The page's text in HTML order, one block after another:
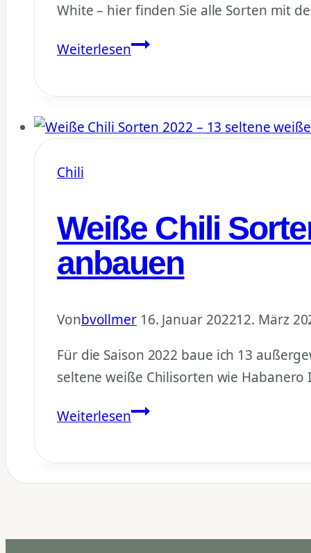
White – hier finden Sie alle Sorten mit
WeiterlesenWeiße
Sorten
Chili
Weiße Chili
anbauen
Vonbvollmer 16. Januar 202212. März
Für die Saison 2022 baue ich 13
seltene weiße Chilisorten wie
WeiterlesenWeiße
2022
seltene